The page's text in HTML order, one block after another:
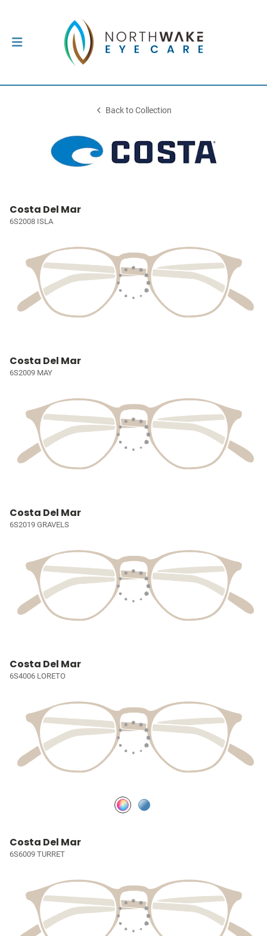
Back to Collection
Costa Del Mar
6S2008 ISLA
Costa Del Mar
6S2009 MAY
Costa Del Mar
6S2019 GRAVELS
Costa Del Mar
6S4006 LORETO
Costa Del Mar
6S6009 TURRET